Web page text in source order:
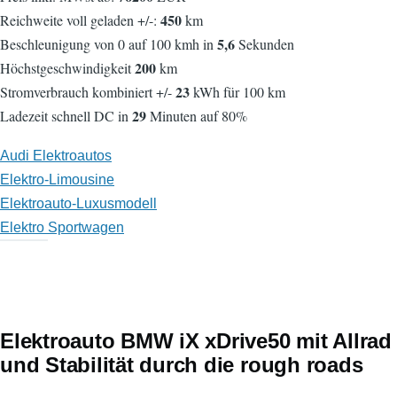
Reichweite voll geladen +/-: 450km
Beschleunigung von 0 auf 100 kmh in5,6Sekunden
Höchstgeschwindigkeit200km
Stromverbrauch kombiniert +/-23kWh für 100 km
Ladezeit schnell DC in29Minuten auf 80%
Audi Elektroautos
Elektro-Limousine
Elektroauto-Luxusmodell
Elektro Sportwagen
Elektroauto BMW iX xDrive50 mit Allrad
und Stabilität durch die rough roads